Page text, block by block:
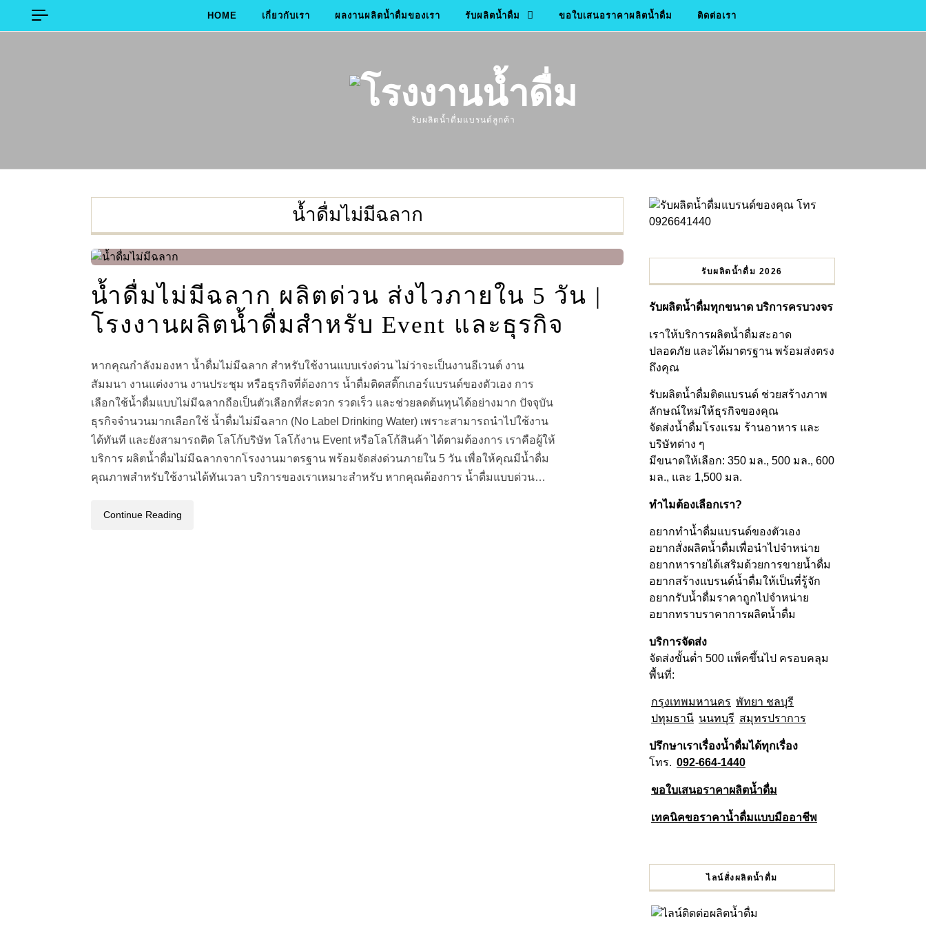
Skip to content
HOME เกี่ยวกับเรา ผลงานผลิตน้ำดื่มของเรา รับผลิตน้ำดื่ม ขอใบเสนอราคาผลิตน้ำดื่ม ติดต่อเรา
รับผลิตน้ำดื่มแบรนด์ลูกค้า
น้ำดื่มไม่มีฉลาก
น้ำดื่มไม่มีฉลาก ผลิตด่วน ส่งไวภายใน 5 วัน |
โรงงานผลิตน้ำดื่มสำหรับ Event และธุรกิจ
หากคุณกำลังมองหา น้ำดื่มไม่มีฉลาก สำหรับใช้งานแบบเร่งด่วน ไม่ว่าจะเป็นงานอีเวนต์ งาน
สัมมนา งานแต่งงาน งานประชุม หรือธุรกิจที่ต้องการ น้ำดื่มติดสติ๊กเกอร์แบรนด์ของตัวเอง การ
เลือกใช้น้ำดื่มแบบไม่มีฉลากถือเป็นตัวเลือกที่สะดวก รวดเร็ว และช่วยลดต้นทุนได้อย่างมาก ปัจจุบัน
ธุรกิจจำนวนมากเลือกใช้ น้ำดื่มไม่มีฉลาก (No Label Drinking Water) เพราะสามารถนำไปใช้งาน
ได้ทันที และยังสามารถติด โลโก้บริษัท โลโก้งาน Event หรือโลโก้สินค้า ได้ตามต้องการ เราคือผู้ให้
บริการ ผลิตน้ำดื่มไม่มีฉลากจากโรงงานมาตรฐาน พร้อมจัดส่งด่วนภายใน 5 วัน เพื่อให้คุณมีน้ำดื่ม
คุณภาพสำหรับใช้งานได้ทันเวลา บริการของเราเหมาะสำหรับ หากคุณต้องการ น้ำดื่มแบบด่วน…
Continue Reading
รับผลิตน้ำดื่ม 2026
รับผลิตน้ำดื่มทุกขนาด บริการครบวงจร
เราให้บริการผลิตน้ำดื่มสะอาด
ปลอดภัย และได้มาตรฐาน พร้อมส่งตรง
ถึงคุณ
รับผลิตน้ำดื่มติดแบรนด์ ช่วยสร้างภาพ
ลักษณ์ใหม่ให้ธุรกิจของคุณ
จัดส่งน้ำดื่มโรงแรม ร้านอาหาร และ
บริษัทต่าง ๆ
มีขนาดให้เลือก: 350 มล., 500 มล., 600
มล., และ 1,500 มล.
ทำไมต้องเลือกเรา?
อยากทำน้ำดื่มแบรนด์ของตัวเอง
อยากสั่งผลิตน้ำดื่มเพื่อนำไปจำหน่าย
อยากหารายได้เสริมด้วยการขายน้ำดื่ม
อยากสร้างแบรนด์น้ำดื่มให้เป็นที่รู้จัก
อยากรับน้ำดื่มราคาถูกไปจำหน่าย
อยากทราบราคาการผลิตน้ำดื่ม
บริการจัดส่ง
จัดส่งขั้นต่ำ 500 แพ็คขึ้นไป ครอบคลุม
พื้นที่:
กรุงเทพมหานคร พัทยา ชลบุรี
ปทุมธานี นนทบุรี สมุทรปราการ
ปรึกษาเราเรื่องน้ำดื่มได้ทุกเรื่อง
โทร. 092-664-1440
ขอใบเสนอราคาผลิตน้ำดื่ม
เทคนิคขอราคาน้ำดื่มแบบมืออาชีพ
ไลน์สั่งผลิตน้ำดื่ม